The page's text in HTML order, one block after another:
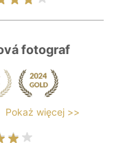
fotograf
Pokaż więcej >>